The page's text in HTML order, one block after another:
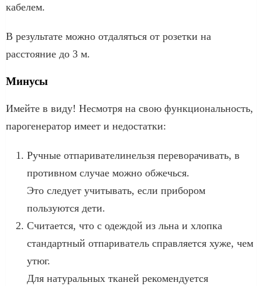
кабелем.
В результате можно отдаляться от розетки на
расстояние до 3 м.
Минусы
Имейте в виду! Несмотря на свою функциональность,
парогенератор имеет и недостатки:
Ручные отпаривателинельзя переворачивать, в
противном случае можно обжечься.
Это следует учитывать, если прибором
пользуются дети.
Считается, что с одеждой из льна и хлопка
стандартный отпариватель справляется хуже, чем
утюг.
Для натуральных тканей рекомендуется